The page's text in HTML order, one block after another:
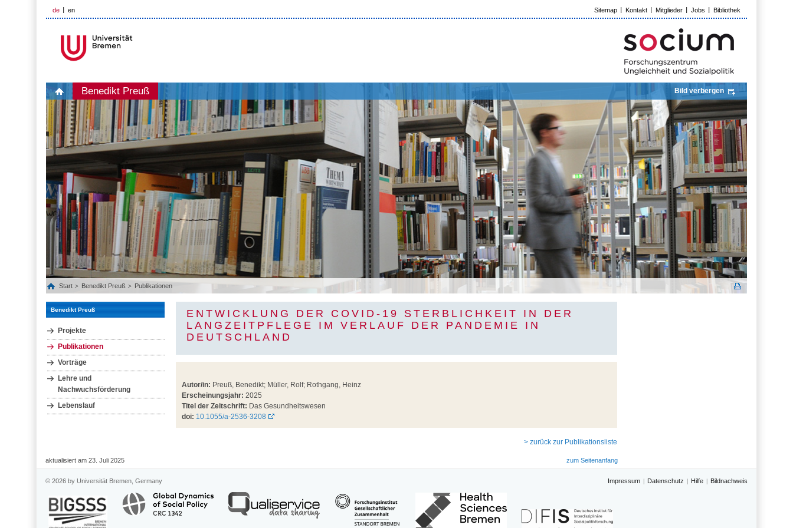
de en Sitemap Kontakt Mitglieder Jobs Bibliothek
Benedikt Preuß Bild verbergen
Start Benedikt Preuß Publikationen
Benedikt Preuß
Projekte
Publikationen
Vorträge
Lehre und
Nachwuchsförderung
Lebenslauf
ENTWICKLUNG DER COVID-19 STERBLICHKEIT IN DER
LANGZEITPFLEGE IM VERLAUF DER PANDEMIE IN
DEUTSCHLAND
Autor/in: Preuß, Benedikt; Müller, Rolf; Rothgang, Heinz
Erscheinungsjahr: 2025
Titel der Zeitschrift: Das Gesundheitswesen
doi: 10.1055/a-2536-3208
> zurück zur Publikationsliste
aktualisiert am 23. Juli 2025 zum Seitenanfang
© 2026 by Universität Bremen, Germany Impressum Datenschutz Hilfe Bildnachweis